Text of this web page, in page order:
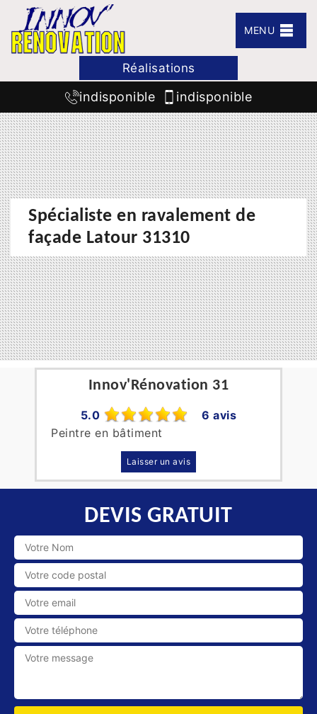
MENU
Réalisations
indisponible indisponible
Spécialiste en ravalement de
façade Latour 31310
Innov'Rénovation 31
5.0
6 avis
Peintre en bâtiment
Laisser un avis
DEVIS GRATUIT